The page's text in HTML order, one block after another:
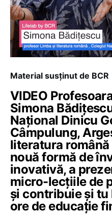
Material susținut de BCR
VIDEO
Simona
Național Dinicu
Câmpulung,
literatura
nouă formă de
inovativă, a
micro-lecțiile de
și contribuie și
ore de educație